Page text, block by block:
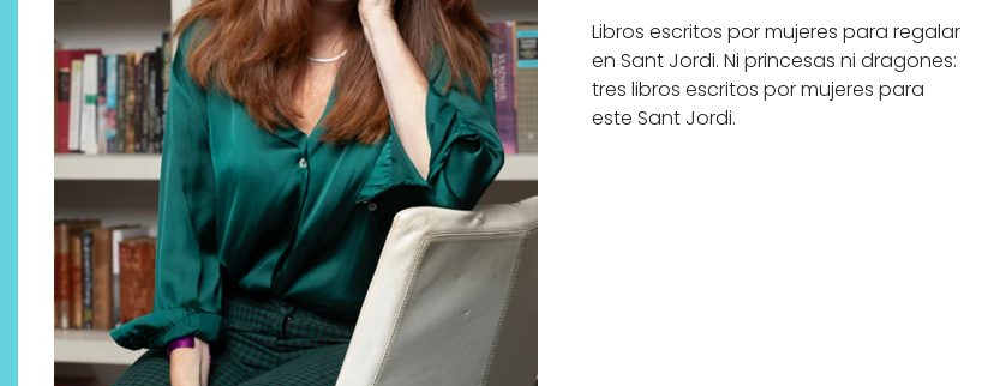
Libros escritos por mujeres para regalar
en Sant Jordi. Ni princesas ni dragones:
tres libros escritos por mujeres para
este Sant Jordi.